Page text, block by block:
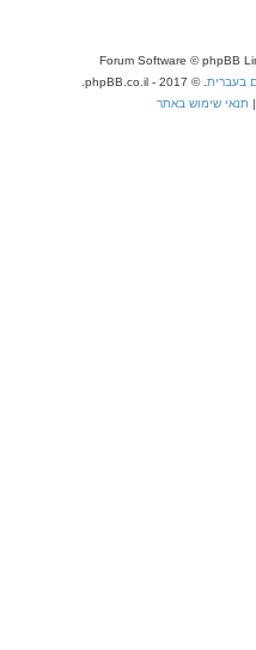
. © 2017 - phpBB.co.il.
| תנאי שימוש באתר